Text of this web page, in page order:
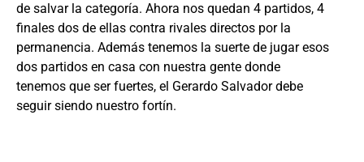
de salvar la categoría. Ahora nos quedan 4 partidos, 4
finales dos de ellas contra rivales directos por la
permanencia. Además tenemos la suerte de jugar esos
dos partidos en casa con nuestra gente donde
tenemos que ser fuertes, el Gerardo Salvador debe
seguir siendo nuestro fortín.